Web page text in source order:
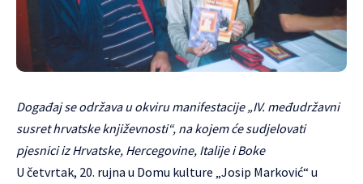
Događaj se održava u okviru manifestacije „IV. međudržavni
susret hrvatske književnosti“, na kojem će sudjelovati
pjesnici iz Hrvatske, Hercegovine, Italije i Boke
U četvrtak, 20. rujna u Domu kulture „Josip Marković“ u